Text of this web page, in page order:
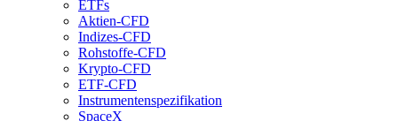
ETFs
Aktien-CFD
Indizes-CFD
Rohstoffe-CFD
Krypto-CFD
ETF-CFD
Instrumentenspezifikation
SpaceX